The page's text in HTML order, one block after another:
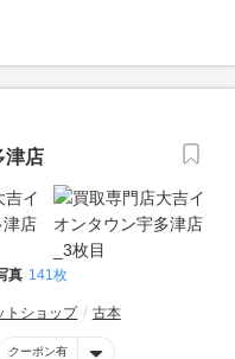
津店
真 141枚
トショップ 古本
クーポン有